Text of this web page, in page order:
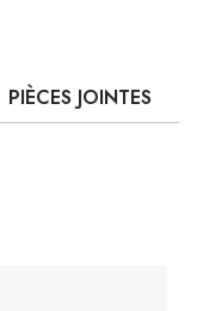
PIÈCES JOINTES